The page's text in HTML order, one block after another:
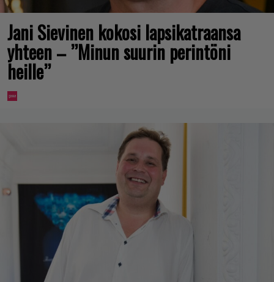
Jani Sievinen kokosi lapsikatraansa
yhteen – ”Minun suurin perintöni
heille”